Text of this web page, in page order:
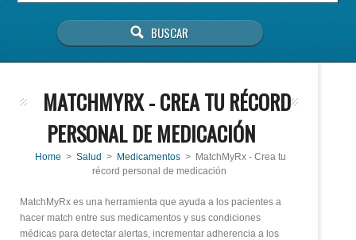
MATCHMYRX - CREA TU RÉCORD
PERSONAL DE MEDICACIÓN
Home > Salud > Medicamentos > MatchMyRx - Crea tu
récord personal de medicación
MatchMyRx es una herramienta que ayuda a los pacientes a
hacer match entre sus medicamentos y sus condiciones
médicas para detectar alertas, incrementar adherencia a los